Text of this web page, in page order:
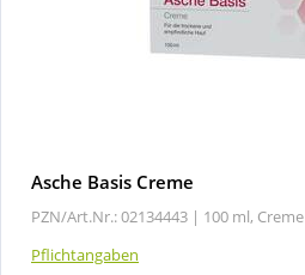
Asche Basis Creme
PZN/Art.Nr.: 02134443 | 100 ml, Creme
Pflichtangaben